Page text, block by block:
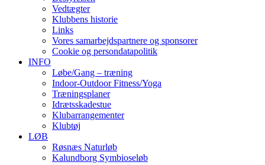
Vedtægter
Klubbens historie
Links
Vores samarbejdspartnere og sponsorer
Cookie og persondatapolitik
INFO
Løbe/Gang – træning
Indoor-Outdoor Fitness/Yoga
Træningsplaner
Idrætsskadestue
Klubarrangementer
Klubtøj
LØB
Røsnæs Naturløb
Kalundborg Symbioseløb